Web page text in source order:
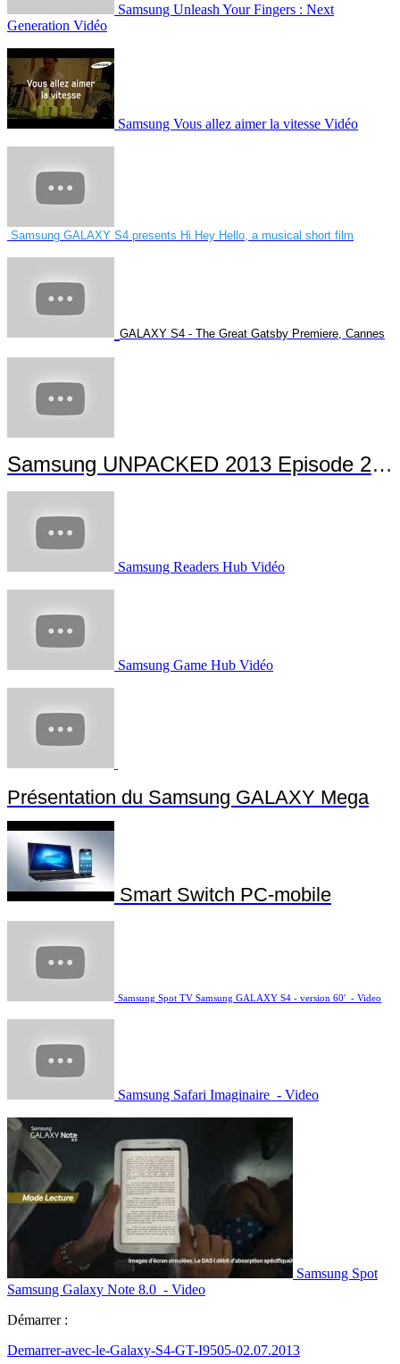
Samsung Unleash Your Fingers : Next
Generation Vidéo
Samsung Vous allez aimer la vitesse Vidéo
Samsung GALAXY S4 presents Hi Hey Hello, a musical short film
GALAXY S4 - The Great Gatsby Premiere, Cannes
Samsung UNPACKED 2013 Episode 2 Highlights
Samsung Readers Hub Vidéo
Samsung Game Hub Vidéo
Présentation du Samsung GALAXY Mega
Smart Switch PC-mobile
Samsung Spot TV Samsung GALAXY S4 - version 60' - Video
Samsung Safari Imaginaire - Video
Samsung Spot
Samsung Galaxy Note 8.0 - Video
Démarrer :
Demarrer-avec-le-Galaxy-S4-GT-I9505-02.07.2013